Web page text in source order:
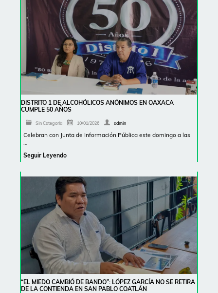
DISTRITO 1 DE ALCOHÓLICOS ANÓNIMOS EN OAXACA
CUMPLE 50 AÑOS
Sin Categoría 10/01/2026 admin
Celebran con Junta de Información Pública este domingo a las
Seguir Leyendo
“EL MIEDO CAMBIÓ DE BANDO”: LÓPEZ GARCÍA NO SE RETIRA
DE LA CONTIENDA EN SAN PABLO COATLÁN